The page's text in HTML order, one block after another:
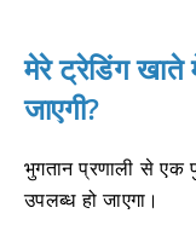
मेरे ट्रेडिंग खाते
जाएगी?
भुगतान प्रणाली से एक
उपलब्ध हो जाएगा।